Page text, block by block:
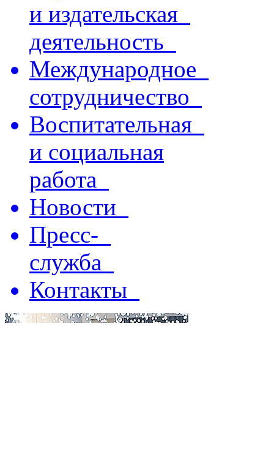
и издательская
деятельность
Международное
сотрудничество
Воспитательная
и социальная
работа
Новости
Пресс-
служба
Контакты